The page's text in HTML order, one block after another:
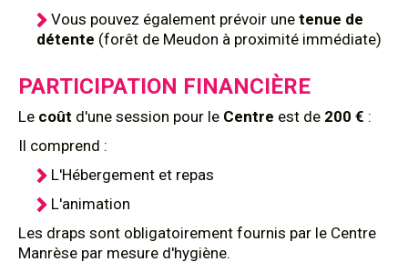
Vous pouvez également prévoir une tenue de
détente (forêt de Meudon à proximité immédiate)
PARTICIPATION FINANCIÈRE
Le coût d'une session pour le Centre est de 200 € :
Il comprend :
L'Hébergement et repas
L'animation
Les draps sont obligatoirement fournis par le Centre
Manrèse par mesure d'hygiène.